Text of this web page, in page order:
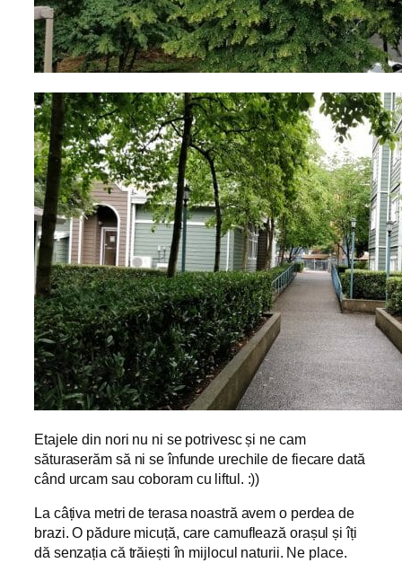
Etajele din nori nu ni se potrivesc și ne cam
săturaserăm să ni se înfunde urechile de fiecare dată
când urcam sau coboram cu liftul. :))
La câțiva metri de terasa noastră avem o perdea de
brazi. O pădure micuță, care camuflează orașul și îți
dă senzația că trăiești în mijlocul naturii. Ne place.